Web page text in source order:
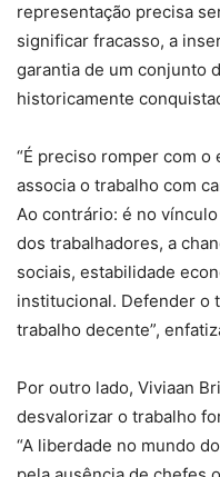
representação precisa
significar fracasso, a
garantia de um conjunto
historicamente
“É preciso romper com
associa o trabalho com
Ao contrário: é no
dos trabalhadores, a
sociais, estabilidade
institucional. Defender o
trabalho decente”,
Por outro lado, Viviaan
desvalorizar o trabalho
“A liberdade no mundo